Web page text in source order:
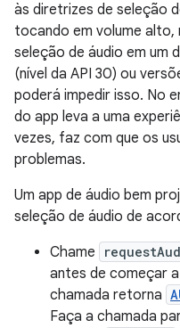
às diretrizes de seleção
tocando em volume alto,
seleção de áudio em um
(nível da API 30) ou
poderá impedir isso. No
do app leva a uma
vezes, faz com que os
problemas.
Um app de áudio bem
seleção de áudio de
Chame
antes de começar
chamada retorna
Faça a chamada